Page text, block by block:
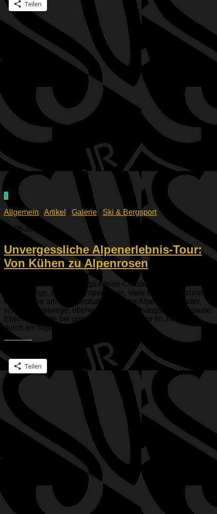
Teilen
0
Allgemein /Artikel / Galerie/ Ski & Bergsport
29.06.2025
Unvergessliche Alpenerlebnis-Tour:
Von Kühen zu Alpenrosen
Tolle Aussichten, irre lange Alpine-Coaster-Fahrt,
Klettersteige, blühende Alpenrosen, viele fliegende, grüne
Käfer, Kühe am Wanderpfad, schwarze Alpensalamander,
schmale Gratwege, überwundene Höhenängste, Gipfeljause:
Eberhard führte bei unserer ersten Bergtour im Jahr 2025
durch ein tagesfüllendes...
Teilen